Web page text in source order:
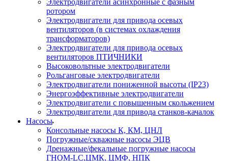
Электродвигатели асинхронные с фазным
ротором
Электродвигатели для привода осевых
вентиляторов (в системах охлаждения
трансформаторов)
Электродвигатели для привода осевых
вентиляторов ПТИЧНИКИ
Высоковольтные электродвигатели
Рольганговые электродвигатели
Электродвигатели пониженной высоты (IP23)
Энергоэффективные электродвигатели
Электродвигатели с повышенным скольжением
Электродвигатели для привода станков-качалок
Насосы
Консольные насосы К, КМ, ЦНЛ
Погружные/скважные насосы ЭЦВ
Дренажные/фекальные погружные насосы
ГНОМ-LC,ЦМК, ЦМФ, НПК